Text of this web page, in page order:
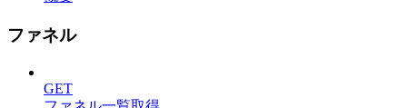
ファネル
GET